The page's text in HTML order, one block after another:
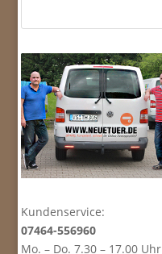
Zarge
Menge
Kundenservice:
07464-556960
Mo. – Do. 7.30 – 17.00 Uhr